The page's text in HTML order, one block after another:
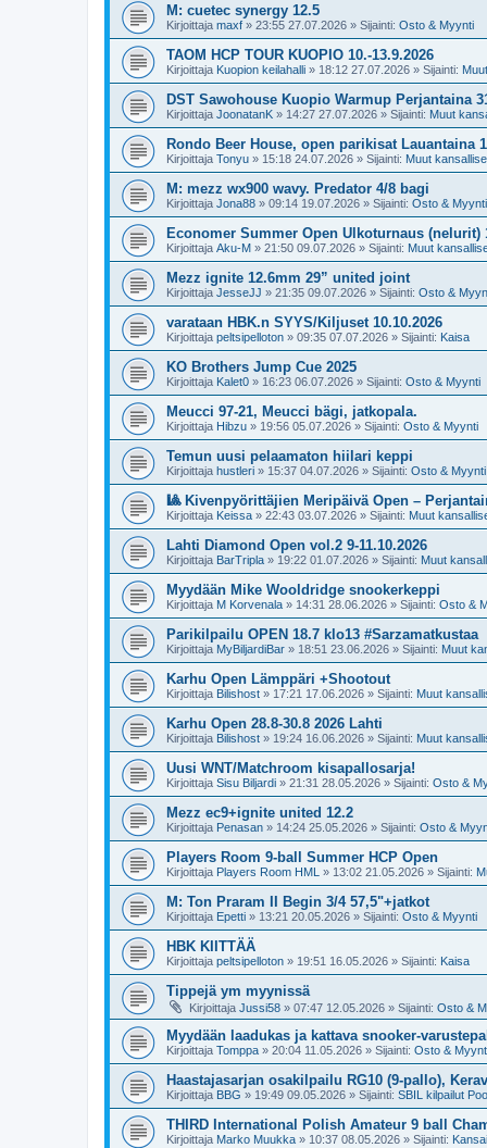
M: cuetec synergy 12.5
Kirjoittaja maxf » 23:55 27.07.2026 » Sijainti: Osto & Myynti
TAOM HCP TOUR KUOPIO 10.-13.9.2026
Kirjoittaja Kuopion keilahalli » 18:12 27.07.2026 » Sijainti:
DST Sawohouse Kuopio Warmup Perjantaina
Kirjoittaja JoonatanK » 14:27 27.07.2026 » Sijainti: Muut
Rondo Beer House, open parikisat Lauantaina
Kirjoittaja Tonyu » 15:18 24.07.2026 » Sijainti: Muut
M: mezz wx900 wavy. Predator 4/8 bagi
Kirjoittaja Jona88 » 09:14 19.07.2026 » Sijainti: Osto & Myynti
Economer Summer Open Ulkoturnaus (nelurit)
Kirjoittaja Aku-M » 21:50 09.07.2026 » Sijainti: Muut
Mezz ignite 12.6mm 29” united joint
Kirjoittaja JesseJJ » 21:35 09.07.2026 » Sijainti: Osto &
varataan HBK.n SYYS/Kiljuset 10.10.2026
Kirjoittaja peltsipelloton » 09:35 07.07.2026 » Sijainti: Kaisa
KO Brothers Jump Cue 2025
Kirjoittaja Kalet0 » 16:23 06.07.2026 » Sijainti: Osto & Myynti
Meucci 97-21, Meucci bägi, jatkopala.
Kirjoittaja Hibzu » 19:56 05.07.2026 » Sijainti: Osto & Myynti
Temun uusi pelaamaton hiilari keppi
Kirjoittaja hustleri » 15:37 04.07.2026 » Sijainti: Osto & Myynti
🎱 Kivenpyörittäjien Meripäivä Open –
Kirjoittaja Keissa » 22:43 03.07.2026 » Sijainti: Muut
Lahti Diamond Open vol.2 9-11.10.2026
Kirjoittaja BarTripla » 19:22 01.07.2026 » Sijainti: Muut
Myydään Mike Wooldridge snookerkeppi
Kirjoittaja M Korvenala » 14:31 28.06.2026 » Sijainti: Osto &
Parikilpailu OPEN 18.7 klo13 #Sarzamatkustaa
Kirjoittaja MyBiljardiBar » 18:51 23.06.2026 » Sijainti: Muut
Karhu Open Lämppäri +Shootout
Kirjoittaja Bilishost » 17:21 17.06.2026 » Sijainti: Muut
Karhu Open 28.8-30.8 2026 Lahti
Kirjoittaja Bilishost » 19:24 16.06.2026 » Sijainti: Muut
Uusi WNT/Matchroom kisapallosarja!
Kirjoittaja Sisu Biljardi » 21:31 28.05.2026 » Sijainti: Osto &
Mezz ec9+ignite united 12.2
Kirjoittaja Penasan » 14:24 25.05.2026 » Sijainti: Osto &
Players Room 9-ball Summer HCP Open
Kirjoittaja Players Room HML » 13:02 21.05.2026 » Sijainti:
M: Ton Praram II Begin 3/4 57,5"+jatkot
Kirjoittaja Epetti » 13:21 20.05.2026 » Sijainti: Osto & Myynti
HBK KIITTÄÄ
Kirjoittaja peltsipelloton » 19:51 16.05.2026 » Sijainti: Kaisa
Tippejä ym myynissä
Kirjoittaja Jussi58 » 07:47 12.05.2026 » Sijainti: Osto &
Myydään laadukas ja kattava snooker-
Kirjoittaja Tomppa » 20:04 11.05.2026 » Sijainti: Osto &
Haastajasarjan osakilpailu RG10 (9-pallo),
Kirjoittaja BBG » 19:49 09.05.2026 » Sijainti: SBIL kilpailut
THIRD International Polish Amateur 9 ball
Kirjoittaja Marko Muukka » 10:37 08.05.2026 » Sijainti: